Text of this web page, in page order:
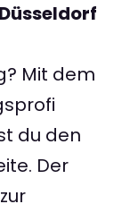
Mit dem
du den
Der